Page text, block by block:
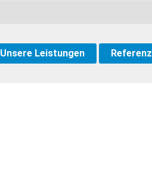
Unsere Leistungen